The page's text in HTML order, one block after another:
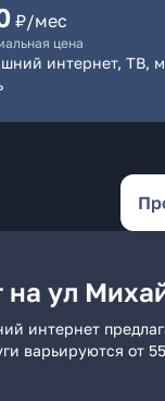
₽/мес
цена
интернет, ТВ,
на ул
интернет
варьируются от